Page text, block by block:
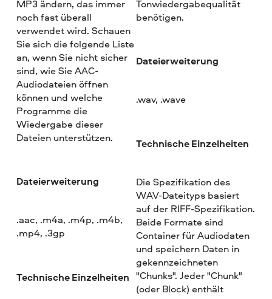
MP3 ändern, das immer
noch fast überall
verwendet wird. Schauen
Sie sich die folgende Liste
an, wenn Sie nicht sicher
sind, wie Sie AAC-
Audiodateien öffnen
können und welche
Programme die
Wiedergabe dieser
Dateien unterstützen.
Dateierweiterung
.aac, .m4a, .m4p, .m4b,
.mp4, .3gp
Technische Einzelheiten
Tonwiedergabequalität
benötigen.
Dateierweiterung
.wav, .wave
Technische Einzelheiten
Die Spezifikation des
WAV-Dateityps basiert
auf der RIFF-Spezifikation.
Beide Formate sind
Container für Audiodaten
und speichern Daten in
gekennzeichneten
"Chunks". Jeder "Chunk"
(oder Block) enthält